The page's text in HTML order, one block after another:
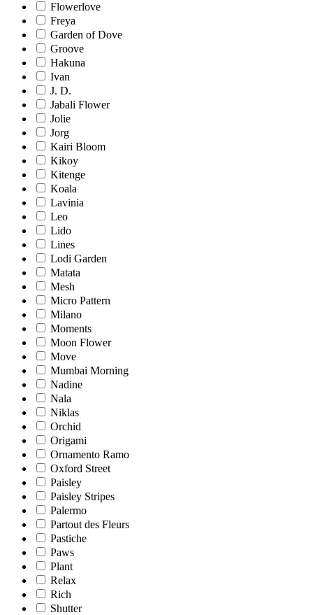
Flowerlove
Freya
Garden of Dove
Groove
Hakuna
Ivan
J. D.
Jabali Flower
Jolie
Jorg
Kairi Bloom
Kikoy
Kitenge
Koala
Lavinia
Leo
Lido
Lines
Lodi Garden
Matata
Mesh
Micro Pattern
Milano
Moments
Moon Flower
Move
Mumbai Morning
Nadine
Nala
Niklas
Orchid
Origami
Ornamento Ramo
Oxford Street
Paisley
Paisley Stripes
Palermo
Partout des Fleurs
Pastiche
Paws
Plant
Relax
Rich
Shutter